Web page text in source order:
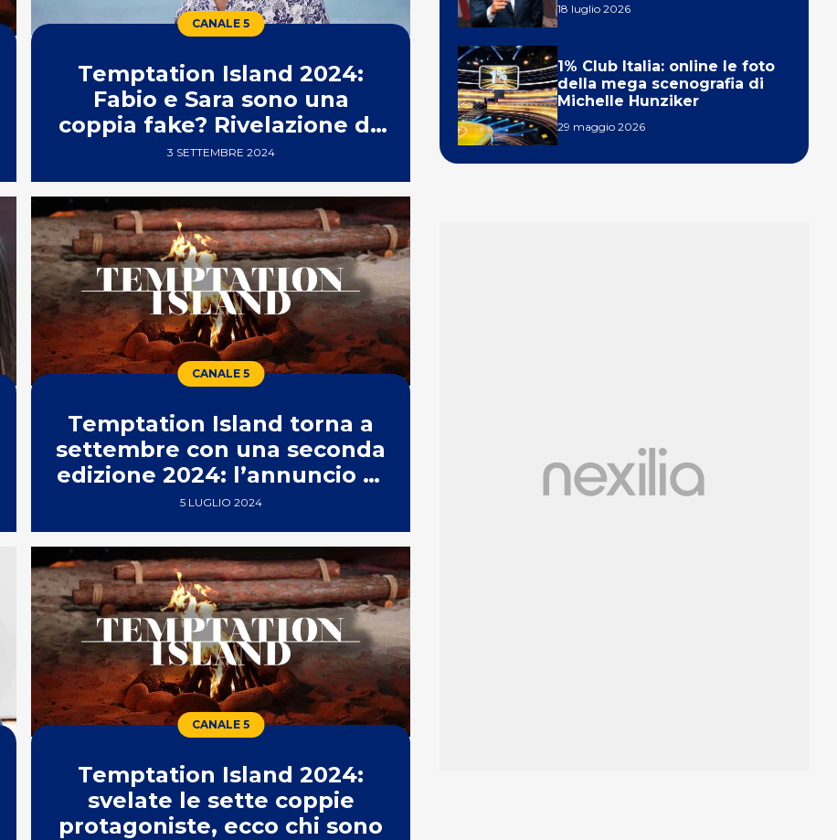
CANALE 5
Temptation Island 2024:
Fabio e Sara sono una
coppia fake? Rivelazione da
TikTok
3 SETTEMBRE 2024
CANALE 5
Temptation Island torna a
settembre con una seconda
edizione 2024: l’annuncio di
Canale 5
5 LUGLIO 2024
CANALE 5
Temptation Island 2024:
svelate le sette coppie
protagoniste, ecco chi sono
18 luglio 2026
1% Club Italia: online le foto
della mega scenografia di
Michelle Hunziker
29 maggio 2026